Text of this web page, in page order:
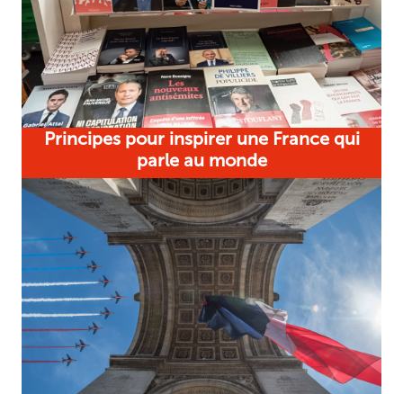
Principes pour inspirer une France qui
parle au monde